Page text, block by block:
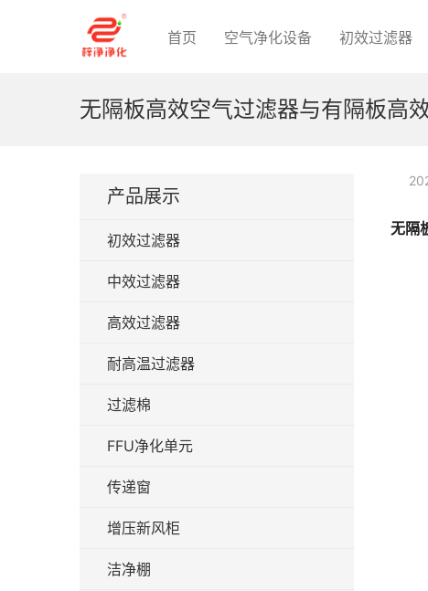
首页 空气净化设备 初效过滤器
无隔板高效空气过滤器与有隔板高
无隔
产品展示
初效过滤器
中效过滤器
高效过滤器
耐高温过滤器
过滤棉
FFU净化单元
传递窗
增压新风柜
洁净棚